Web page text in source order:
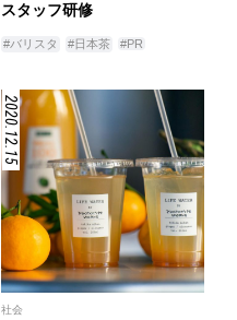
スタッフ研修
#バリスタ #日本茶 #PR
2020.12.15
社会